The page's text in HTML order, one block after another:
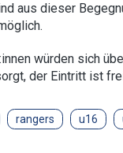
aus dieser
würden sich
der Eintritt ist
rangers u16